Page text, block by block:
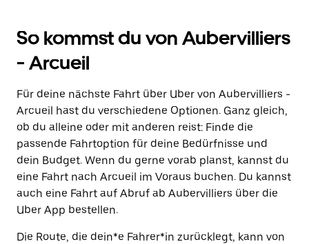
So kommst du von Aubervilliers
- Arcueil
Für deine nächste Fahrt über Uber von Aubervilliers -
Arcueil hast du verschiedene Optionen. Ganz gleich,
ob du alleine oder mit anderen reist: Finde die
passende Fahrtoption für deine Bedürfnisse und
dein Budget. Wenn du gerne vorab planst, kannst du
eine Fahrt nach Arcueil im Voraus buchen. Du kannst
auch eine Fahrt auf Abruf ab Aubervilliers über die
Uber App bestellen.
Die Route, die dein*e Fahrer*in zurücklegt, kann von